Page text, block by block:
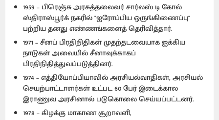
1959 – பிரெஞ்சு அரசுத்தலைவர் சார்லஸ் டி கோல்
ஸ்திராஸ்பூர்க் நகரில் "ஐரோப்பிய ஒருங்கிணைப்பு"
பற்றிய தனது எண்ணங்களைத் தெரிவித்தார்.
1971 – சீனப் பிரதிநிதிகள் முதற்தடவையாக ஐக்கிய
நாடுகள் அவையில் சீனாவுக்காகப்
பிரதிநிதித்துவப்படுத்தினர்.
1974 – எத்தியோப்பியாவில் அரசியல்வாதிகள், அரசியல்
செயற்பாட்டாளர்கள் உட்பட 60 பேர் இடைக்கால
இராணுவ அரசினால் படுகொலை செய்யப்பட்டனர்.
1978 – கிழக்கு மாகாண சூறாவளி,